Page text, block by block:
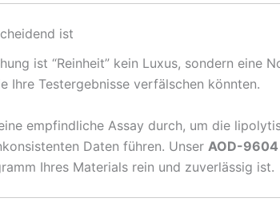
ist
ist “Reinheit” kein Luxus, sondern
Ihre Testergebnisse verfälschen könnten.
empfindliche Assay durch, um die
Daten führen. Unser AOD-9604
Ihres Materials rein und zuverlässig ist.